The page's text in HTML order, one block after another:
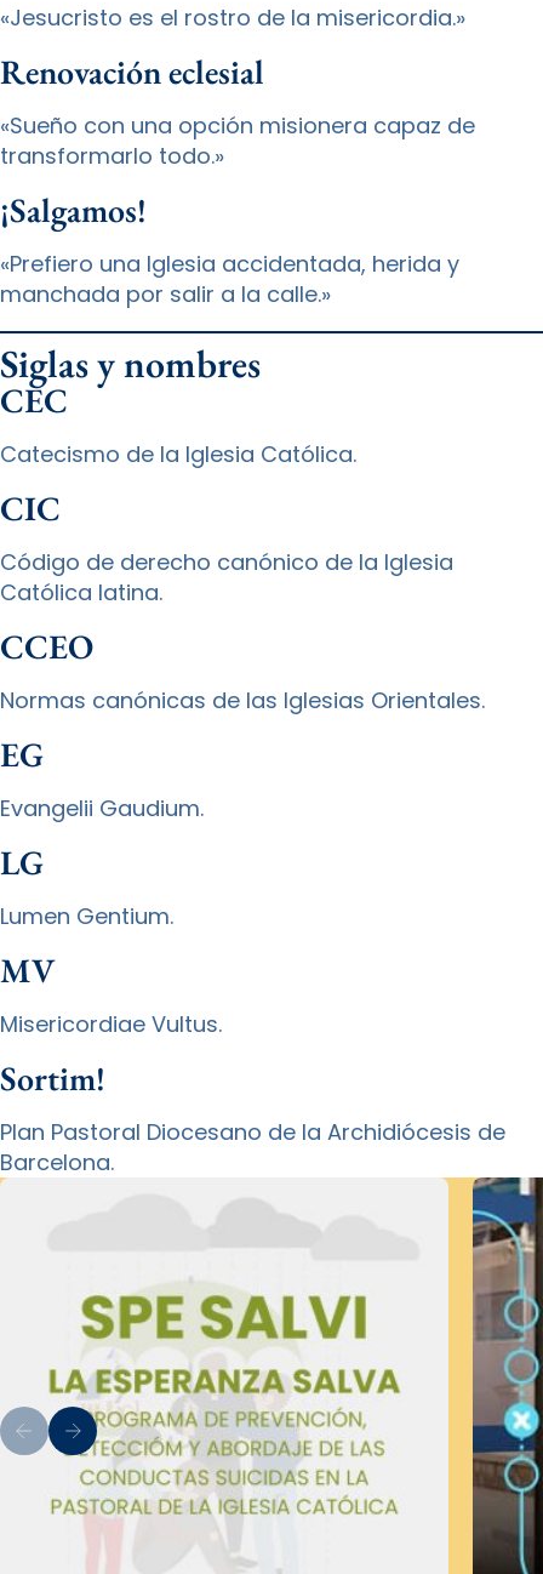
«Jesucristo es el rostro de la misericordia.»
Renovación eclesial
«Sueño con una opción misionera capaz de
transformarlo todo.»
¡Salgamos!
«Prefiero una Iglesia accidentada, herida y
manchada por salir a la calle.»
Siglas y nombres
CEC
Catecismo de la Iglesia Católica.
CIC
Código de derecho canónico de la Iglesia
Católica latina.
CCEO
Normas canónicas de las Iglesias Orientales.
EG
Evangelii Gaudium.
LG
Lumen Gentium.
MV
Misericordiae Vultus.
Sortim!
Plan Pastoral Diocesano de la Archidiócesis de
Barcelona.